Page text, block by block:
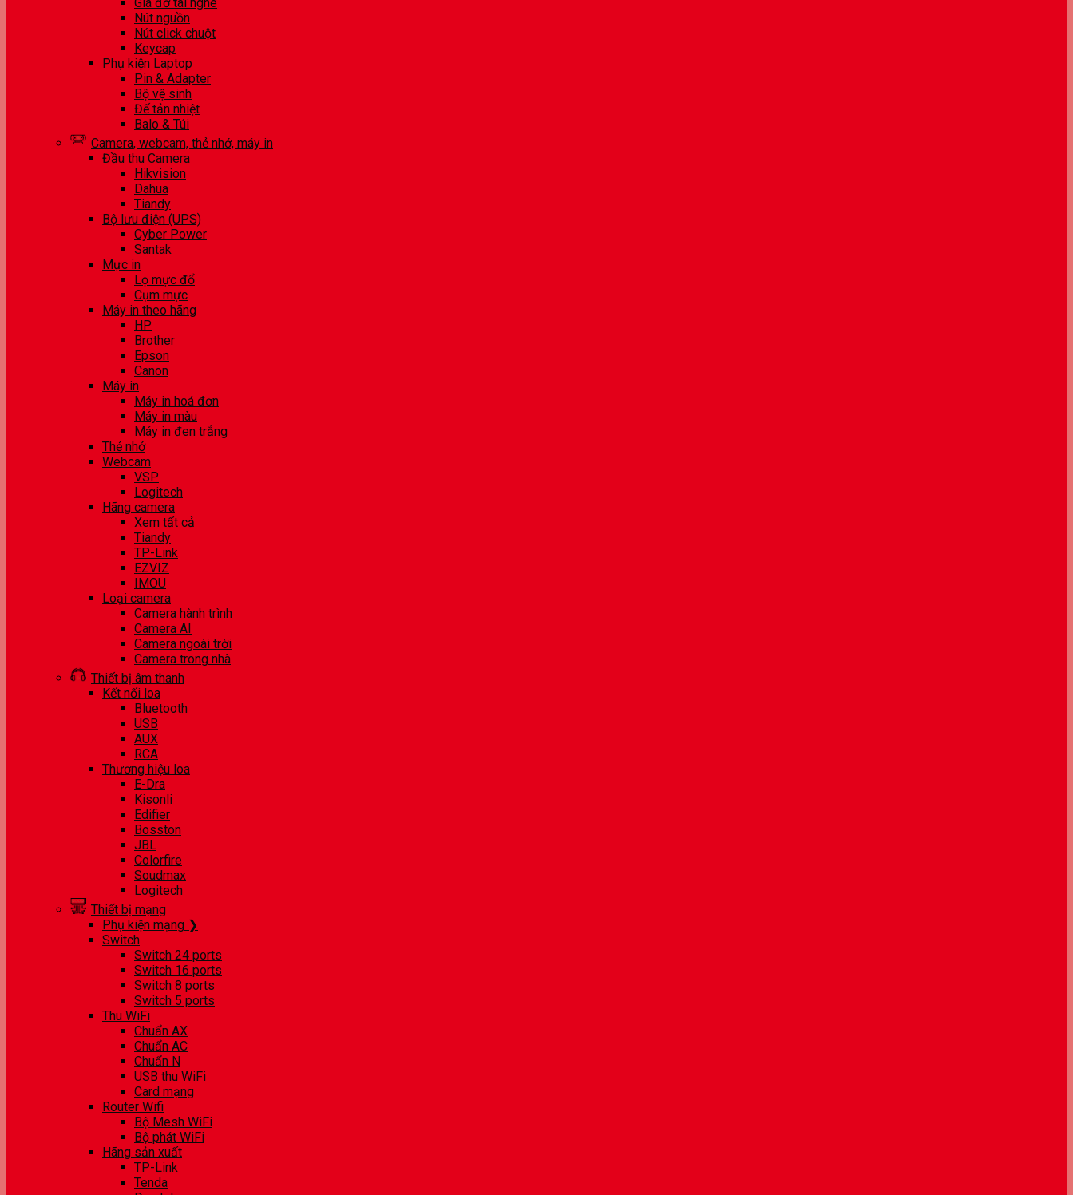
Nút nguồn
Nút click chuột
Keycap
Phụ kiện Laptop
Pin & Adapter
Bộ vệ sinh
Đế tản nhiệt
Balo & Túi
Camera, webcam, thẻ nhớ, máy in
Đầu thu Camera
Hikvision
Dahua
Tiandy
Bộ lưu điện (UPS)
Cyber Power
Santak
Mực in
Lọ mực đổ
Cụm mực
Máy in theo hãng
HP
Brother
Epson
Canon
Máy in
Máy in hoá đơn
Máy in màu
Máy in đen trắng
Thẻ nhớ
Webcam
VSP
Logitech
Hãng camera
Xem tất cả
Tiandy
TP-Link
EZVIZ
IMOU
Loại camera
Camera hành trình
Camera AI
Camera ngoài trời
Camera trong nhà
Thiết bị âm thanh
Kết nối loa
Bluetooth
USB
AUX
RCA
Thương hiệu loa
E-Dra
Kisonli
Edifier
Bosston
JBL
Colorfire
Soudmax
Logitech
Thiết bị mạng
Phụ kiện mạng ❯
Switch
Switch 24 ports
Switch 16 ports
Switch 8 ports
Switch 5 ports
Thu WiFi
Chuẩn AX
Chuẩn AC
Chuẩn N
USB thu WiFi
Card mạng
Router Wifi
Bộ Mesh WiFi
Bộ phát WiFi
Hãng sản xuất
TP-Link
Tenda